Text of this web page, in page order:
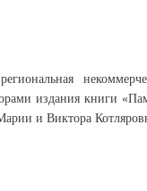
издания книги
и Виктора